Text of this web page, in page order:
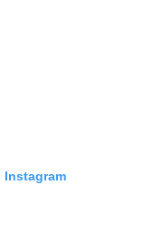
Instagram